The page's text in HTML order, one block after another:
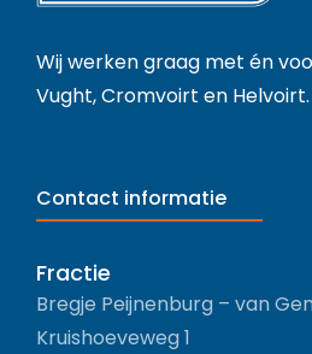
Wij werken graag met én
Vught, Cromvoirt en Helvoirt.
Contact informatie
Fractie
Bregje Peijnenburg – van
Kruishoeveweg 1